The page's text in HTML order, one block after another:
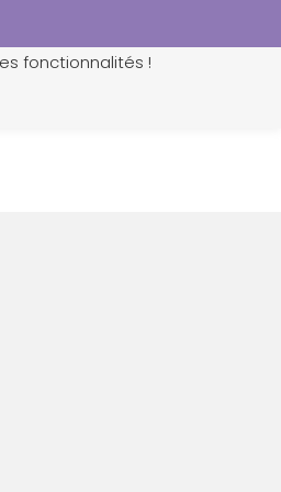
fonctionnalités !